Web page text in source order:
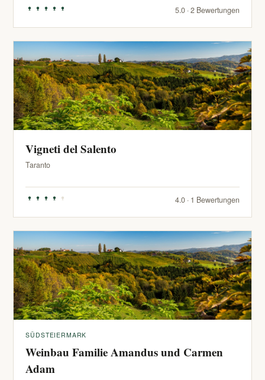
5.0 · 2 Bewertungen
Vigneti del Salento
Taranto
4.0 · 1 Bewertungen
SÜDSTEIERMARK
Weinbau Familie Amandus und Carmen
Adam